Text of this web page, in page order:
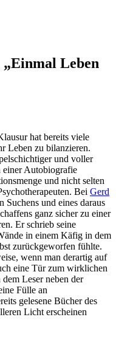
„Einmal Leben
hat bereits viele
Leben zu bilanzieren.
und voller
einer Autobiografie
und nicht selten
Bei Gerd
Suchens und eines daraus
ganz sicher zu einer
Er schrieb seine
in einem Käfig in dem
zurückgeworfen fühlte.
wenn man derartig auf
eine Tür zum wirklichen
Leser neben der
Fülle an
gelesene Bücher des
Licht erscheinen